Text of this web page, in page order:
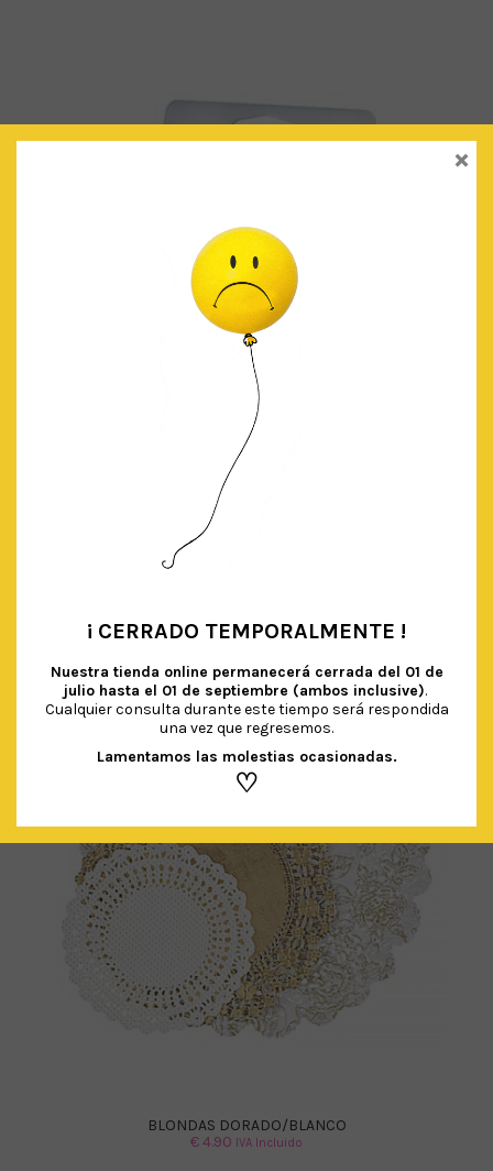
VELAS LETRAS ‘FELICIDADES’
3.50
AÑADIR AL CARRITO
BLONDAS DORADO/BLANCO
€4.90 IVA Incluido
¡ CERRADO TEMPORALMENTE !
Nuestra tienda online permanecerá cerrada del 01 de
julio hasta el 01 de septiembre (ambos inclusive).
Cualquier consulta durante este tiempo será respondida
una vez que regresemos.
Lamentamos las molestias ocasionadas.
♡
×